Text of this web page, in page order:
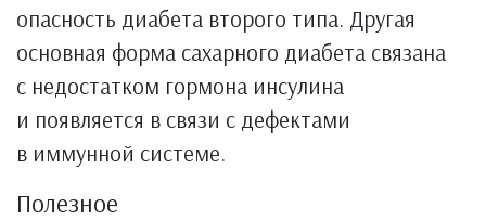
опасность диабета второго типа. Другая
основная форма сахарного диабета связана
с недостатком гормона инсулина
и появляется в связи с дефектами
в иммунной системе.
Полезное